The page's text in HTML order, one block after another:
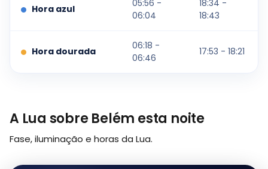
Hora azul
05:56 -
06:04
18:34 -
18:43
Hora dourada
06:18 -
06:46
17:53 - 18:21
A Lua sobre Belém esta noite
Fase, iluminação e horas da Lua.